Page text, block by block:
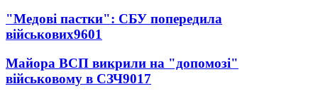
"Медові пастки": СБУ попередила
військових9601
Майора ВСП викрили на "допомозі"
військовому в СЗЧ9017